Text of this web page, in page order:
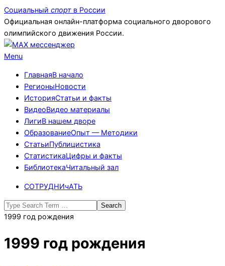
Skip
to
content
Социальный спорт в России
Официальная онлайн-платформа социального дворового
олимпийского движения России.
Primary
Menu
Menu
ГлавнаяВ начало
РегионыНовости
ИсторияСтатьи и факты
ВидеоВидео материалы
ЛигиВ нашем дворе
ОбразованиеОпыт — Методики
СтатьиПублицистика
СтатистикаЦифры и факты
БиблиотекаЧитальный зал
СОТРУДНИчАТЬ
Search
1999 год рождения
1999 год рождения